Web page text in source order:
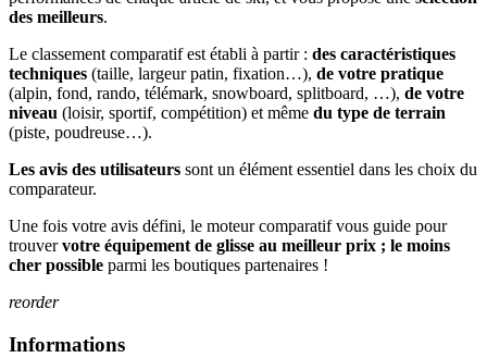
des meilleurs.
Le classement comparatif est établi à partir : des caractéristiques
techniques (taille, largeur patin, fixation…), de votre pratique
(alpin, fond, rando, télémark, snowboard, splitboard, …), de votre
niveau (loisir, sportif, compétition) et même du type de terrain
(piste, poudreuse…).
Les avis des utilisateurs sont un élément essentiel dans les choix du
comparateur.
Une fois votre avis défini, le moteur comparatif vous guide pour
trouvervotre équipement de glisse au meilleur prix ; le moins
cher possible parmi les boutiques partenaires !
reorder
Informations